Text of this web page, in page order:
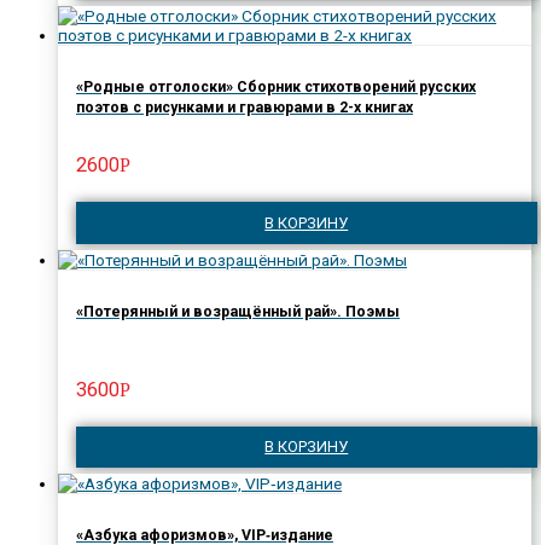
«Родные отголоски» Сборник стихотворений русских
поэтов с рисунками и гравюрами в 2-х книгах
2600Р
В КОРЗИНУ
«Потерянный и возращённый рай». Поэмы
3600Р
В КОРЗИНУ
«Азбука афоризмов», VIP‑издание